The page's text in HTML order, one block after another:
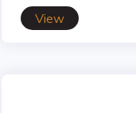
View